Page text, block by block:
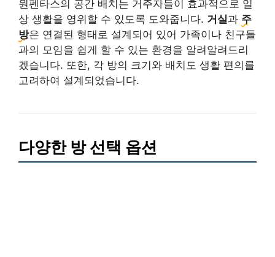
원펜타스의 공간 배치는 거주자들이 효과적으로 일
상 생활을 영위할 수 있도록 도와줍니다. 거실과 주
방은 연결된 형태로 설계되어 있어 가족이나 친구들
과의 모임을 쉽게 할 수 있는 환경을 알려알려드리
겠습니다. 또한, 각 방의 크기와 배치도 생활 편의를
고려하여 설계되었습니다.
다양한 방 선택 옵션